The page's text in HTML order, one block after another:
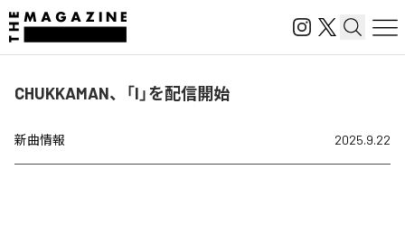
CHUKKAMAN、「I」を配信開始
新曲情報 2025.9.22